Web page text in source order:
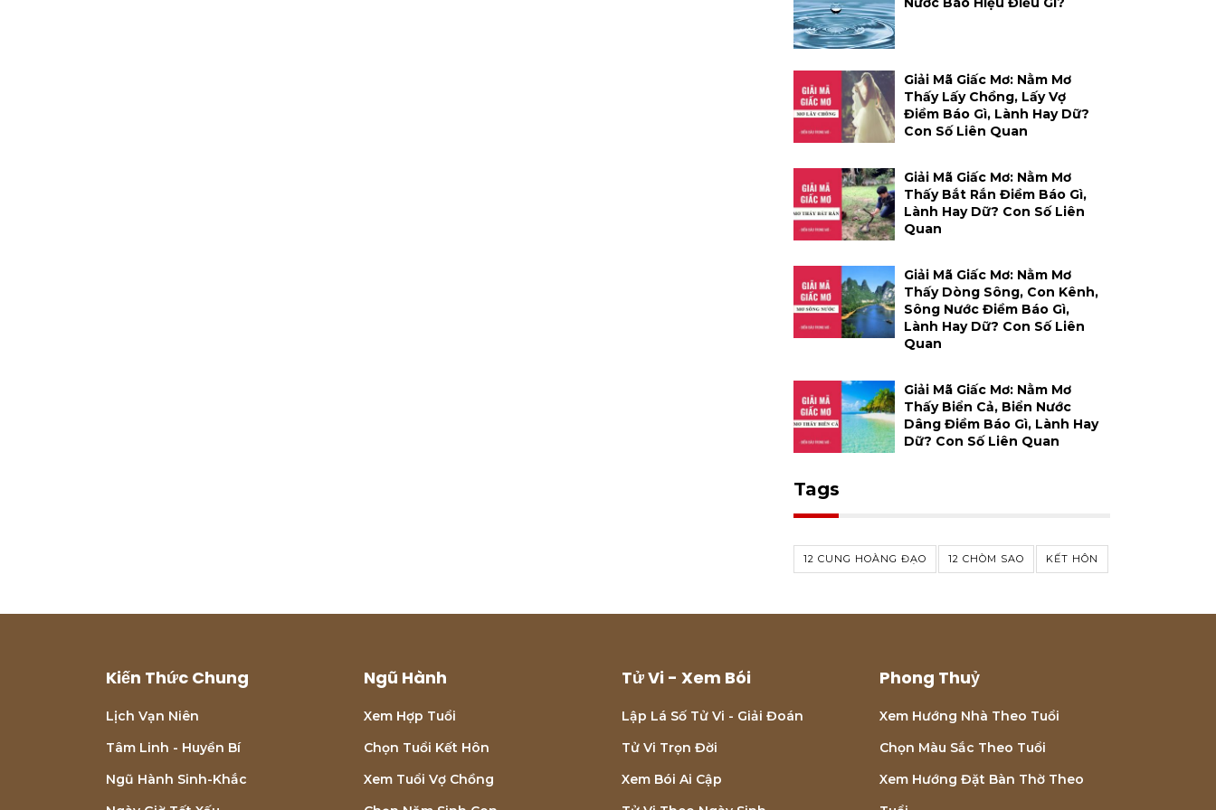
Giải Mã Giấc Mơ: Nằm Mơ
Thấy Lấy Chồng, Lấy Vợ
Điềm Báo Gì, Lành Hay Dữ?
Con Số Liên Quan
Giải Mã Giấc Mơ: Nằm Mơ
Thấy Bắt Rắn Điềm Báo Gì,
Lành Hay Dữ? Con Số Liên
Quan
Giải Mã Giấc Mơ: Nằm Mơ
Thấy Dòng Sông, Con Kênh,
Sông Nước Điềm Báo Gì,
Lành Hay Dữ? Con Số Liên
Quan
Giải Mã Giấc Mơ: Nằm Mơ
Thấy Biển Cả, Biển Nước
Dâng Điềm Báo Gì, Lành Hay
Dữ? Con Số Liên Quan
Tags
12 CUNG HOÀNG ĐẠO 12 CHÒM SAO KẾT HÔN
Kiến Thức Chung
Lịch Vạn Niên
Tâm Linh - Huyền Bí
Ngũ Hành Sinh-Khắc
Ngũ Hành
Xem Hợp Tuổi
Chọn Tuổi Kết Hôn
Xem Tuổi Vợ Chồng
Tử Vi - Xem Bói
Lập Lá Số Tử Vi - Giải Đoán
Tử Vi Trọn Đời
Xem Bói Ai Cập
Phong Thuỷ
Xem Hướng Nhà Theo Tuổi
Chọn Màu Sắc Theo Tuổi
Xem Hướng Đặt Bàn Thờ Theo